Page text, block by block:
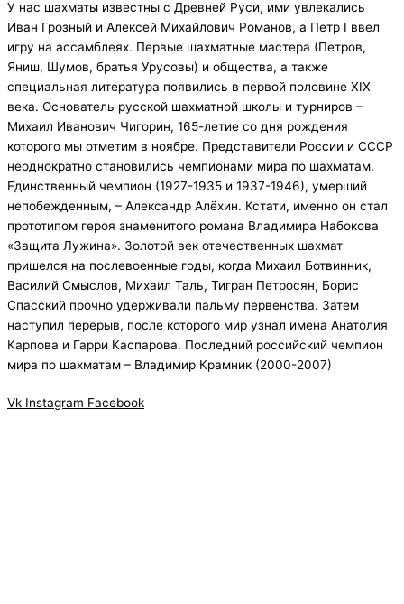
У нас шахматы известны с Древней Руси, ими увлекались
Иван Грозный и Алексей Михайлович Романов, а Петр I ввел
игру на ассамблеях. Первые шахматные мастера (Петров,
Яниш, Шумов, братья Урусовы) и общества, а также
специальная литература появились в первой половине XIX
века. Основатель русской шахматной школы и турниров –
Михаил Иванович Чигорин, 165-летие со дня рождения
которого мы отметим в ноябре. Представители России и СССР
неоднократно становились чемпионами мира по шахматам.
Единственный чемпион (1927-1935 и 1937-1946), умерший
непобежденным, – Александр Алёхин. Кстати, именно он стал
прототипом героя знаменитого романа Владимира Набокова
«Защита Лужина». Золотой век отечественных шахмат
пришелся на послевоенные годы, когда Михаил Ботвинник,
Василий Смыслов, Михаил Таль, Тигран Петросян, Борис
Спасский прочно удерживали пальму первенства. Затем
наступил перерыв, после которого мир узнал имена Анатолия
Карпова и Гарри Каспарова. Последний российский чемпион
мира по шахматам – Владимир Крамник (2000-2007)
Vk Instagram Facebook